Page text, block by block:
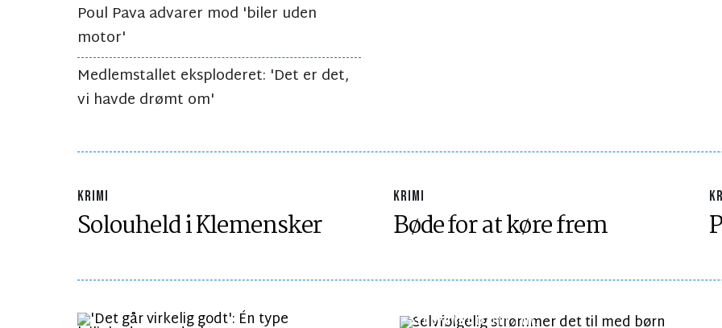
Poul Pava advarer mod 'biler uden
motor'
Medlemstallet eksploderet: 'Det er det,
vi havde drømt om'
KRIMI
Solouheld i Klemensker
KRIMI
Bøde for at køre frem
SYNSPUNKTLÆSETID 1 MIN.